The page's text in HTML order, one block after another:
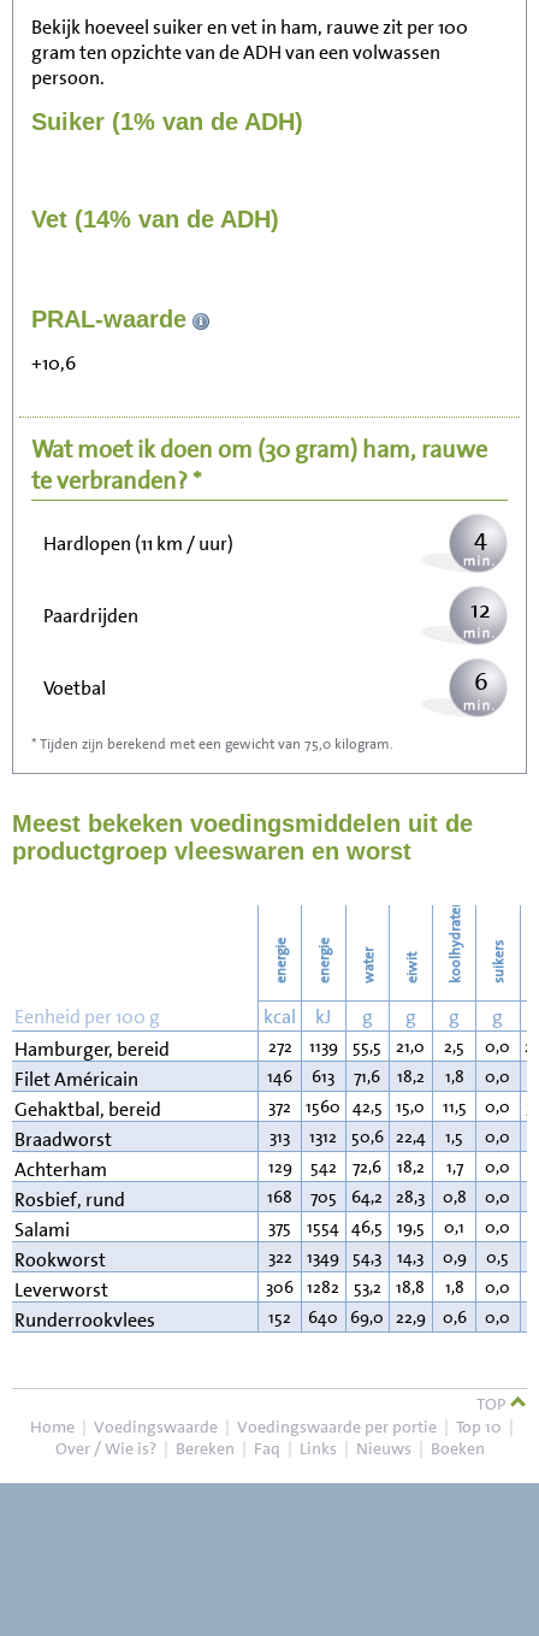
Bekijk hoeveel suiker en vet in ham, rauwe zit per 100
gram ten opzichte van de ADH van een volwassen
persoon.
Suiker (1% van de ADH)
Vet (14% van de ADH)
PRAL-waarde
+10,6
Wat moet ik doen om (30 gram)ham, rauwe
te verbranden? *
Zitten, tv kijken
Wandelen (5 km/uur) 11
Hardlopen (11 km / uur) 4
Paardrijden 12
Voetbal 6
Stofzuigen
Strijken 21
24
* Tijden zijn berekend met een gewicht van 75,0 kilogram.
Meest bekeken voedingsmiddelen uit de
productgroep vleeswaren en worst
energie energie water eiwit koolhydraten suikers
Eenheid per 100 g kcal kJ g g g g
Hamburger, bereid
272 1139 55,5 21,0 2,5 0,0
Filet Américain 146 613 71,6 18,2 1,8 0,0
Gehaktbal, bereid 372 1560 42,5 15,0 11,5 0,0
Braadworst 313 1312 50,6 22,4 1,5 0,0
Achterham 129 542 72,6 18,2 1,7 0,0
Rosbief, rund 168 705 64,2 28,3 0,8 0,0
Salami 375 1554 46,5 19,5 0,1 0,0
Rookworst 322 1349 54,3 14,3 0,9 0,5
Leverworst 306 1282 53,2 18,8 1,8 0,0
Runderrookvlees 152 640 69,0 22,9 0,6 0,0
TOP
Home | Voedingswaarde | Voedingswaarde per portie | Top 10 |
Over / Wie is? | Bereken | Faq | Links | Nieuws | Boeken